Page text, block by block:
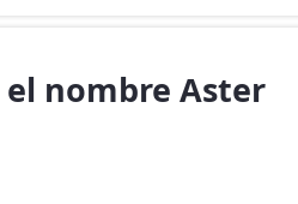
nombre Aster